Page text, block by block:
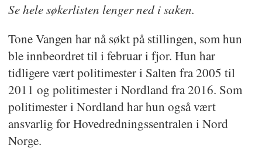
Se hele søkerlisten lenger ned i saken.
Tone Vangen har nå søkt på stillingen, som hun
ble innbeordret til i februar i fjor. Hun har
tidligere vært politimester i Salten fra 2005 til
2011 og politimester i Nordland fra 2016. Som
politimester i Nordland har hun også vært
ansvarlig for Hovedredningssentralen i Nord
Norge.